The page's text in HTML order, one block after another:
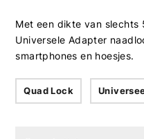
Met een dikte van slechts
Universele Adapter
smartphones en hoesjes.
Quad Lock